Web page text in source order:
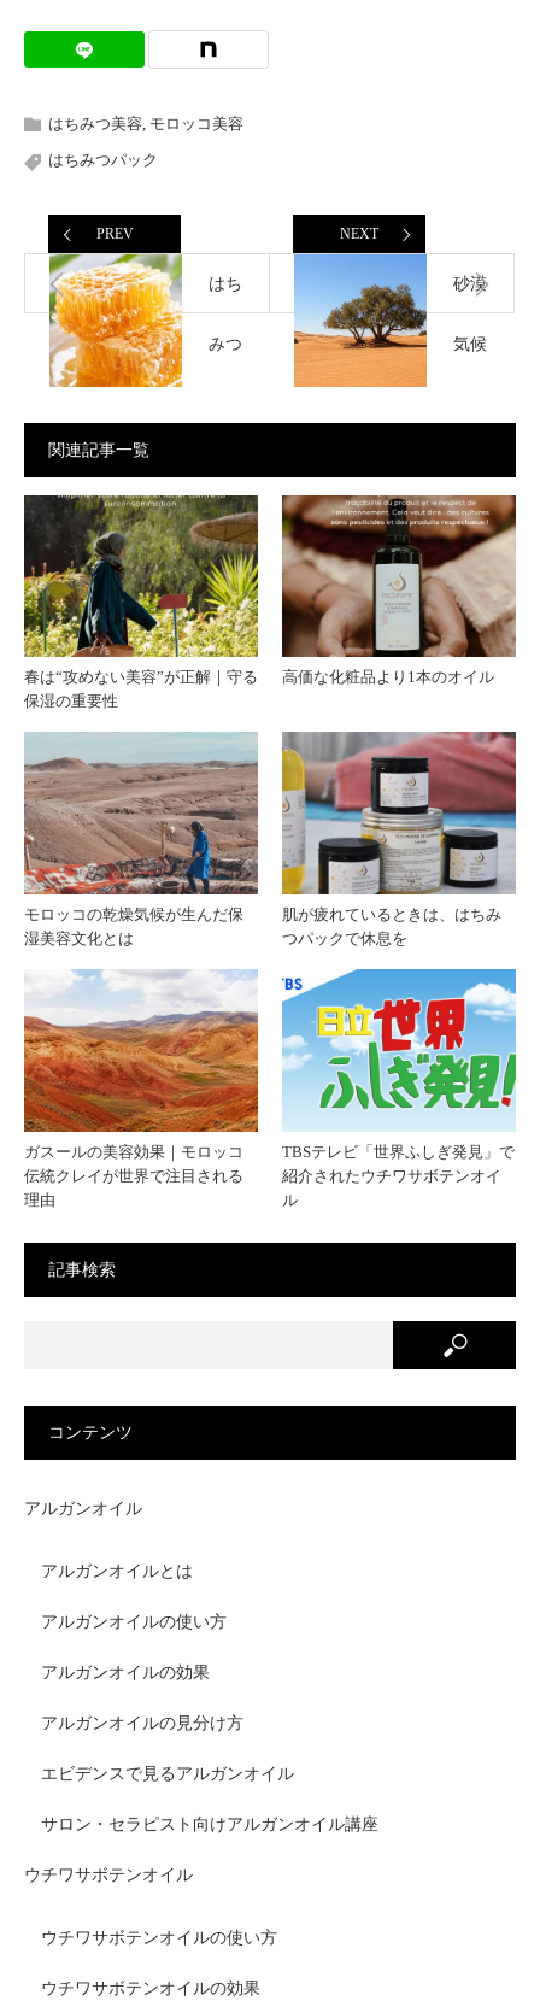
はちみつ美容 モロッコ美容
はちみつパック
PREV
はち
みつ
は？
肌に
やさ
自然
の恵
み
NEXT
砂漠
気候
を保
つモ
ロッ
知恵
関連記事一覧
春は“攻めない美容”が正解｜守る
保湿の重要性
高価な化粧品より1本のオイル
モロッコの乾燥気候が生んだ保
湿美容文化とは
肌が疲れているときは、はちみ
つパックで休息を
ガスールの美容効果｜モロッコ
伝統クレイが世界で注目される
理由
TBSテレビ「世界ふしぎ発見」で
紹介されたウチワサボテンオイ
ル
記事検索
コンテンツ
アルガンオイル
アルガンオイルとは
アルガンオイルの使い方
アルガンオイルの効果
アルガンオイルの見分け方
エビデンスで見るアルガンオイル
サロン・セラピスト向けアルガンオイル講座
ウチワサボテンオイル
ウチワサボテンオイルの使い方
ウチワサボテンオイルの効果